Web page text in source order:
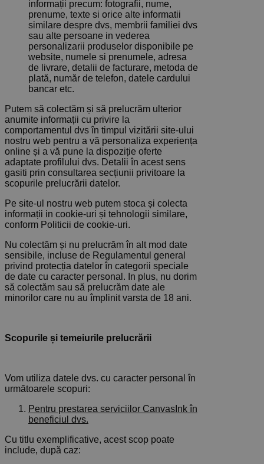
informații precum: fotografii, nume,
prenume, texte si orice alte informatii
similare despre dvs, membrii familiei dvs
sau alte persoane in vederea
personalizarii produselor disponibile pe
website, numele si prenumele, adresa
de livrare, detalii de facturare, metoda de
plată, număr de telefon, datele cardului
bancar etc.
Putem să colectăm și să prelucrăm ulterior
anumite informații cu privire la
comportamentul dvs în timpul vizitării site-ului
nostru web pentru a vă personaliza experiența
online și a vă pune la dispoziție oferte
adaptate profilului dvs. Detalii în acest sens
gasiti prin consultarea secțiunii privitoare la
scopurile prelucrării datelor.
Pe site-ul nostru web putem stoca și colecta
informații in cookie-uri și tehnologii similare,
conform Politicii de cookie-uri.
Nu colectăm și nu prelucrăm în alt mod date
sensibile, incluse de Regulamentul general
privind protecția datelor în categorii speciale
de date cu caracter personal. In plus, nu dorim
să colectăm sau să prelucrăm date ale
minorilor care nu au împlinit varsta de 18 ani.
Scopurile și temeiurile prelucrării
Vom utiliza datele dvs. cu caracter personal în
următoarele scopuri:
Pentru prestarea serviciilor CanvasInk în
beneficiul dvs.
Cu titlu exemplificative, acest scop poate
include, după caz: